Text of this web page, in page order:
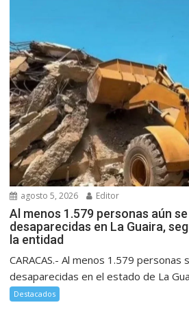
agosto 5, 2026 Editor
Al menos 1.579 personas aún
desaparecidas en La Guaira,
la entidad
CARACAS.- Al menos 1.579 personas
desaparecidas en el estado de La
Destacados